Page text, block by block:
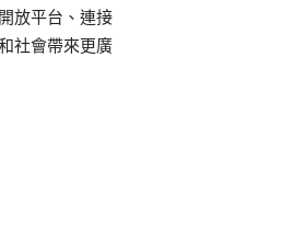
放平台、連接
社會帶來更廣